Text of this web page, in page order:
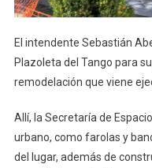
El intendente Sebastián
Plazoleta del Tango para
remodelación que viene
Allí, la Secretaría de
urbano, como farolas y
del lugar, además de